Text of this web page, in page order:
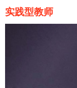
实践型教师